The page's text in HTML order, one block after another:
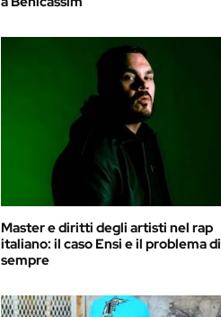
Master e diritti degli artisti nel rap
italiano: il caso Ensi e il problema di
sempre